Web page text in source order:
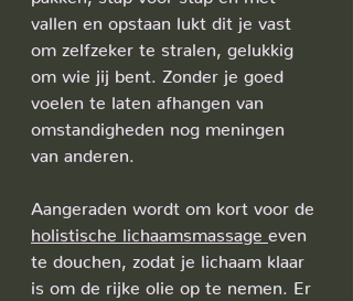
vallen en opstaan lukt dit je vast
om zelfzeker te stralen, gelukkig
om wie jij bent. Zonder je goed
voelen te laten afhangen van
omstandigheden nog meningen
van anderen.
Aangeraden wordt om kort voor de
holistische lichaamsmassage
even
te douchen, zodat je lichaam klaar
is om de rijke olie op te nemen. Er